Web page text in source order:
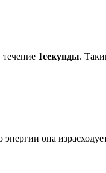
течение 1секунды.
она